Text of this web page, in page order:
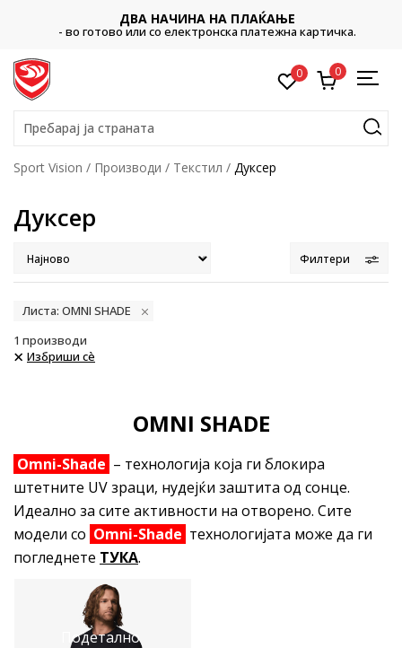
ДВА НАЧИНА НА ПЛАЌАЊЕ
- во готово или со електронска платежна картичка.
0 0
Пребарај ја страната
Sport Vision Производи Текстил Дуксер
Дуксер
Филтери
Листа: OMNI SHADE
1 производи
Избриши сè
OMNI SHADE
Omni-Shade – технологија која ги блокира
штетните UV зраци, нудејќи заштита од сонце.
Идеално за сите активности на отворено. Сите
модели со Omni-Shade технологијата може да ги
погледнете ТУКА.
Подетално